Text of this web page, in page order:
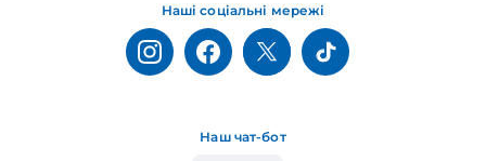
Наш чат-бот
Наші соціальні мережі